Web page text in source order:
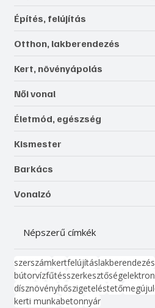
Építés, felújítás
Otthon, lakberendezés
Kert, növényápolás
Női vonal
Életmód, egészség
Kismester
Barkács
Vonalzó
Népszerű címkék
szerszámkertfelújításlakberendezés
bútorvízfűtésszerkesztőség
dísznövényhőszigeteléstető
kerti munkabetonnyár